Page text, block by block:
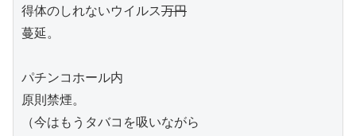
得体のしれないウイルス
蔓延。
パチンコホール内
原則禁煙。
（今はもうタバコを吸いながら